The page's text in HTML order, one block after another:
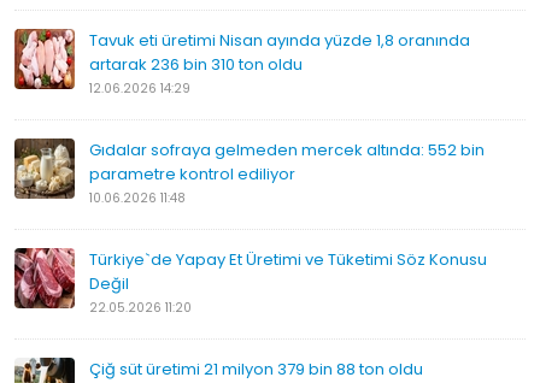
Tavuk eti üretimi Nisan ayında yüzde 1,8 oranında
artarak 236 bin 310 ton oldu
12.06.2026 14:29
Gıdalar sofraya gelmeden mercek altında: 552 bin
parametre kontrol ediliyor
10.06.2026 11:48
Türkiye`de Yapay Et Üretimi ve Tüketimi Söz Konusu
Değil
22.05.2026 11:20
Çiğ süt üretimi 21 milyon 379 bin 88 ton oldu